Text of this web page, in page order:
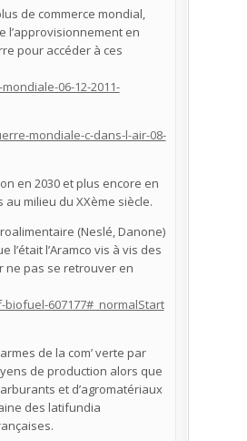
de commerce mondial,
l’approvisionnement en
pour accéder à ces
06-12-2011-
mondiale-c-dans-l-air-08-
en 2030 et plus encore en
milieu du XXème siècle.
(Neslé, Danone)
l’Aramco vis à vis des
ne pas se retrouver en
607177#_normalStart
de la com’ verte par
de production alors que
et d’agromatériaux
des latifundia